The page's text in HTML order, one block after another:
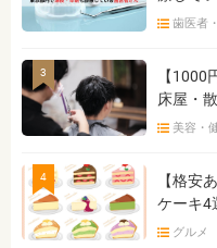
歯医者
3
【
床屋・
美容・
4
【格安
ケーキ4
グルメ